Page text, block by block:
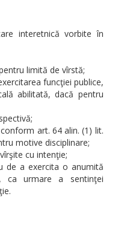
interetnică vorbite în
limită de vîrstă;
funcţiei publice,
abilitată, dacă pentru
art. 64 alin. (1) lit.
motive disciplinare;
cu intenţie;
de a exercita o anumită
ca urmare a sentinţei